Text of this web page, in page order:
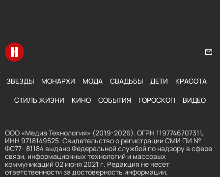
Перейти на главную
ЗВЕЗДЫ МОНАРХИ МОДА СВАДЬБЫ ДЕТИ КРАСОТА
СТИЛЬ ЖИЗНИ КИНО СОБЫТИЯ ГОРОСКОП ВИДЕО
ООО «Медиа Технология» (2019-2026). ОГРН 1197746707311,
ИНН 9718149525. Свидетельство о регистрации СМИ ПИ №
ФС77- 81184 выдано Федеральной службой по надзору в сфере
связи, информационных технологий и массовых
коммуникаций 02 июня 2021 г. Редакция не несет
ответственности за достоверность информации,